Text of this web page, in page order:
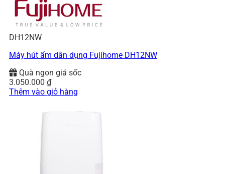
DH12NW
Máy hút ẩm dân dụng Fujihome DH12NW
Quà ngon giá sốc
3.050.000 ₫
Thêm vào giỏ hàng